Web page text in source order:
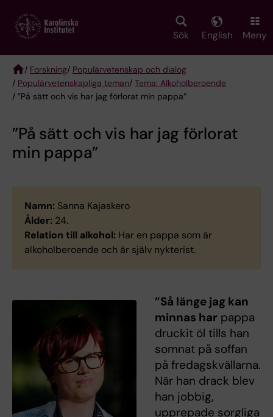
main
Sök English Meny
Breadcrumb
/ Forskning/ Populärvetenskap och dialog
/ Populärvetenskapliga teman/ Tema: Alkoholberoende
/ ”På sätt och vis har jag förlorat min pappa”
”På sätt och vis har jag förlorat
min pappa”
Namn: Sanna Kajaskero
Ålder: 24.
Relation till alkohol: Har en pappa som är
alkoholberoende och är själv nykterist.
”Så länge jag kan
minnas har pappa
druckit öl tills han
somnat på soffan
på fredagskvällarna.
När han drack blev
han jobbig,
upprepade sorgliga